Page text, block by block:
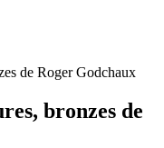
de Roger Godchaux
bronzes de